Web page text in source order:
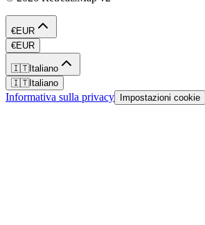
€EUR
€EUR
🇮🇹Italiano
🇮🇹Italiano
Informativa sulla privacy Impostazioni cookie